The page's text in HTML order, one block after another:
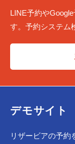
LINE予約や
す。予約システム
デモサイト
リザービアの予約